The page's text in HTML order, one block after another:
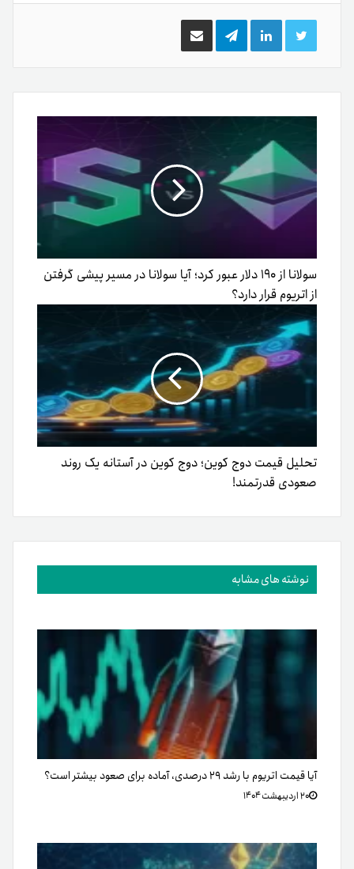
توییتر لینکدینتلگرام اشتراک
گذاری
ایمیل
سولانا از ۱۹۰ دلار عبور کرد؛ آیا سولانا در مسیر پیشی گرفتن
از اتریوم قرار دارد؟
تحلیل قیمت دوج کوین؛ دوج کوین در آستانه یک روند
صعودی قدرتمند!
نوشته های مشابه
آیا قیمت اتریوم با رشد ۲۹ درصدی، آماده برای صعود بیشتر است؟
۲۰ اردیبهشت ۱۴۰۴